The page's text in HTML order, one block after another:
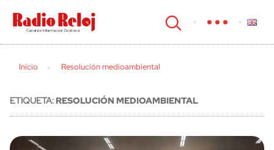
cerrar
Inicio Resolución medioambiental
ETIQUETA:RESOLUCIÓN MEDIOAMBIENTAL